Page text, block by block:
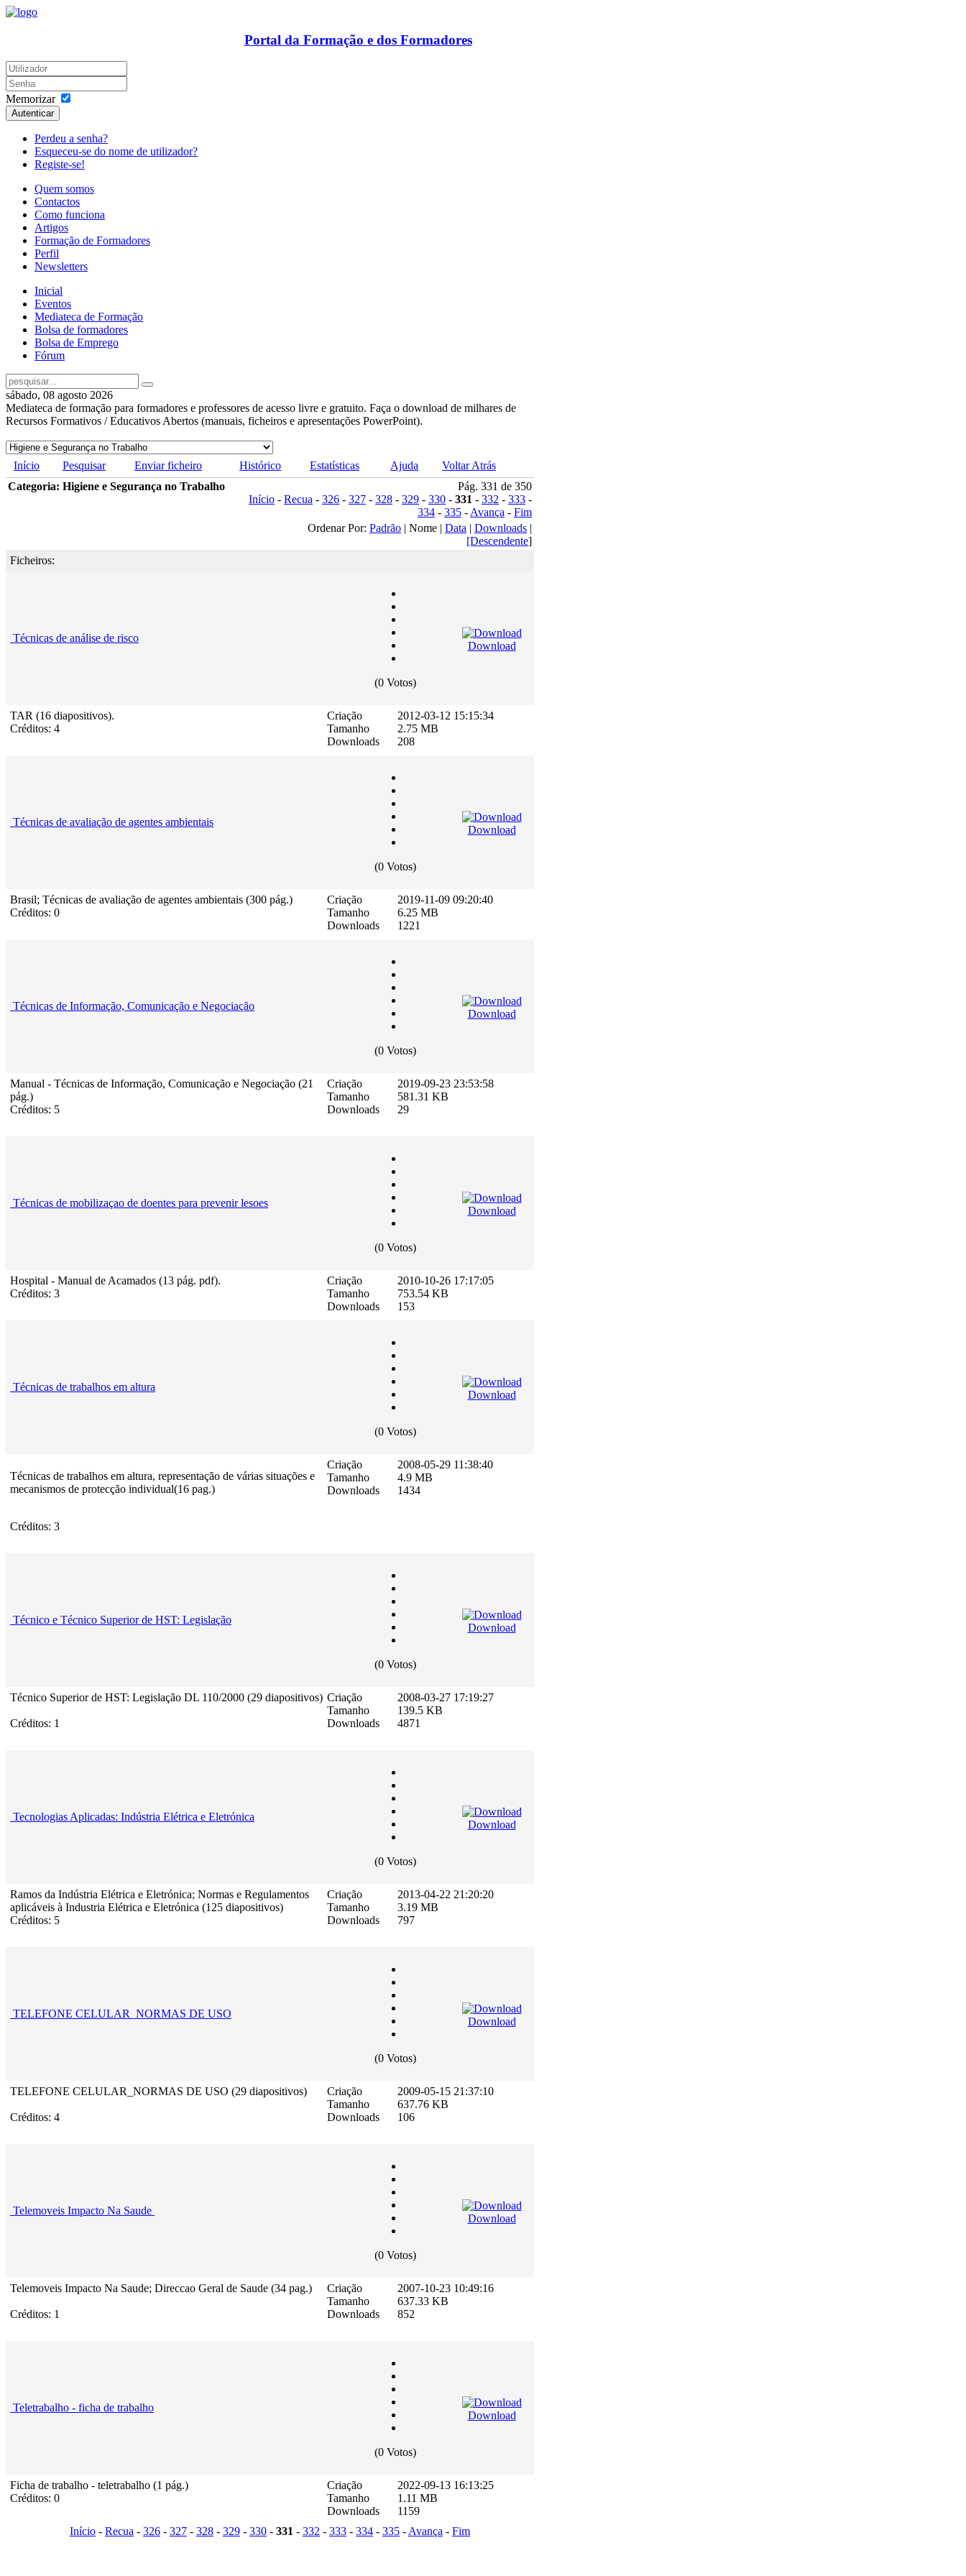
Portal da Formação e dos Formadores
Memorizar
Autenticar
Perdeu a senha?
Esqueceu-se do nome de utilizador?
Registe-se!
Quem somos
Contactos
Como funciona
Artigos
Formação de Formadores
Perfil
Newsletters
Inicial
Eventos
Mediateca de Formação
Bolsa de formadores
Bolsa de Emprego
Fórum
sábado, 08 agosto 2026
Mediateca de formação para formadores e professores de acesso livre e gratuito. Faça o download de milhares de
Recursos Formativos / Educativos Abertos (manuais, ficheiros e apresentações PowerPoint).
Início Pesquisar Enviar ficheiro Histórico Estatísticas Ajuda
Voltar Atrás
Categoria: Higiene e Segurança no Trabalho
Pág. 331 de 350
Início - Recua - 326 - 327 - 328 - 329 - 330 - 331 - 332 - 333 -
334 - 335 -Avança - Fim
Ordenar Por: Padrão | Nome | Data | Downloads |
[Descendente]
Ficheiros:
Técnicas de análise de risco
(0 Votos)
Download
TAR (16 diapositivos).
Créditos: 4
Criação
Tamanho
Downloads
2012-03-12 15:15:34
2.75 MB
208
Técnicas de avaliação de agentes ambientais
(0 Votos)
Download
Brasil; Técnicas de avaliação de agentes ambientais (300 pág.)
Créditos: 0
Criação
Tamanho
Downloads
2019-11-09 09:20:40
6.25 MB
1221
Técnicas de Informação, Comunicação e Negociação
(0 Votos)
Download
Manual - Técnicas de Informação, Comunicação e Negociação (21
pág.)
Créditos: 5
Criação
Tamanho
Downloads
2019-09-23 23:53:58
581.31 KB
29
Técnicas de mobilizaçao de doentes para prevenir lesoes
(0 Votos)
Download
Hospital - Manual de Acamados (13 pág. pdf).
Créditos: 3
Criação
Tamanho
Downloads
2010-10-26 17:17:05
753.54 KB
153
Técnicas de trabalhos em altura
(0 Votos)
Download
Técnicas de trabalhos em altura, representação de várias situações e
mecanismos de protecção individual(16 pag.)
Créditos: 3
Criação
Tamanho
Downloads
2008-05-29 11:38:40
4.9 MB
1434
Técnico e Técnico Superior de HST: Legislação
(0 Votos)
Download
Técnico Superior de HST: Legislação DL 110/2000 (29 diapositivos)
Créditos: 1
Criação
Tamanho
Downloads
2008-03-27 17:19:27
139.5 KB
4871
Tecnologias Aplicadas: Indústria Elétrica e Eletrónica
(0 Votos)
Download
Ramos da Indústria Elétrica e Eletrónica; Normas e Regulamentos
aplicáveis à Industria Elétrica e Eletrónica (125 diapositivos)
Créditos: 5
Criação
Tamanho
Downloads
2013-04-22 21:20:20
3.19 MB
797
TELEFONE CELULAR_NORMAS DE USO
(0 Votos)
Download
TELEFONE CELULAR_NORMAS DE USO (29 diapositivos)
Créditos: 4
Criação
Tamanho
Downloads
2009-05-15 21:37:10
637.76 KB
106
Telemoveis Impacto Na Saude
(0 Votos)
Download
Telemoveis Impacto Na Saude; Direccao Geral de Saude (34 pag.)
Créditos: 1
Criação
Tamanho
Downloads
2007-10-23 10:49:16
637.33 KB
852
Teletrabalho - ficha de trabalho
(0 Votos)
Download
Ficha de trabalho - teletrabalho (1 pág.)
Créditos: 0
Criação
Tamanho
Downloads
2022-09-13 16:13:25
1.11 MB
1159
Início - Recua - 326 - 327 - 328 - 329 - 330 - 331 - 332 - 333 - 334 - 335 -Avança - Fim